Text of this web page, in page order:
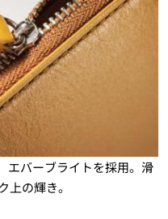
エバーブライトを採用。滑
上の輝き。